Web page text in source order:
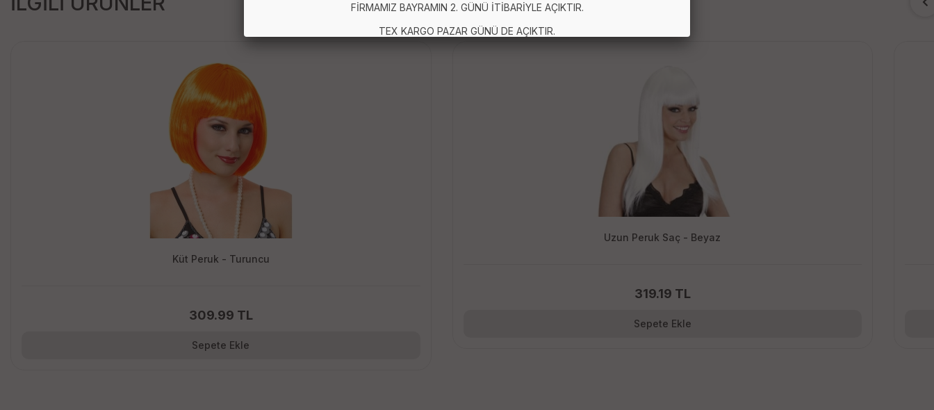
Küt Peruk - Turuncu
309.99 TL
Sepete Ekle
Uzun Peruk Saç - Beyaz
319.19 TL
Sepete Ekle
FİRMAMIZ BAYRAMIN 2. GÜNÜ İTİBARİYLE AÇIKTIR.
TEX KARGO PAZAR GÜNÜ DE AÇIKTIR.